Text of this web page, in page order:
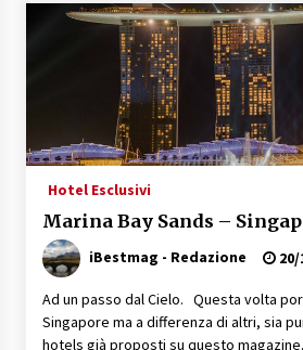
Speciale – Cinque Risi
04/03/2019
Speciale Vini Rosè
31/07/2018
Hotel Esclusivi
Marina Bay Sands –
iBestmag - Redazione 20/
Ad un passo dal Cielo. Questa volta
Singapore ma a differenza di altri, sia
hotels già proposti su questo